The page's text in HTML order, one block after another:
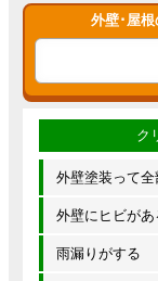
外壁･屋根
外壁塗装って
外壁にヒビが
雨漏りがする